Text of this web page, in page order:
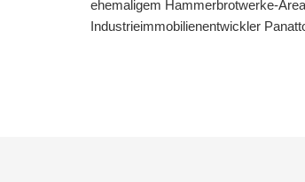
ehemaligem Hammerbrotwerke-
Industrieimmobilienentwickler